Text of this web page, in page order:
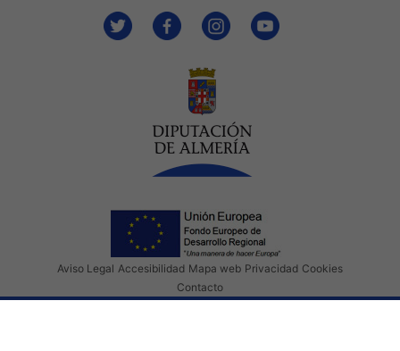
Aviso Legal Accesibilidad Mapa web Privacidad Cookies
Contacto